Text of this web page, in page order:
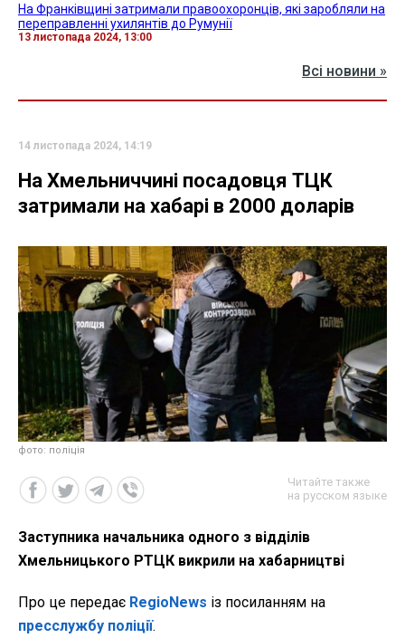
На Франківщині затримали правоохоронців, які заробляли на
переправленні ухилянтів до Румунії
13 листопада 2024, 13:00
Всі новини »
14 листопада 2024, 14:19
На Хмельниччині посадовця ТЦК
затримали на хабарі в 2000 доларів
фото: поліція
Читайте также
на русском языке
Заступника начальника одного з відділів
Хмельницького РТЦК викрили на хабарництві
Про це передає RegioNews із посиланням на
пресслужбу поліції.